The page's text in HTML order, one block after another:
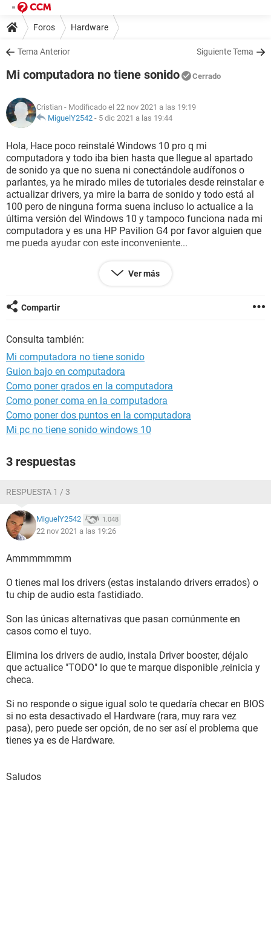
Foros Hardware
Tema Anterior Siguiente Tema
Mi computadora no tiene sonido Cerrado
Cristian - Modificado el 22 nov 2021 a las 19:19
MiguelY2542 - 5 dic 2021 a las 19:44
Hola, Hace poco reinstalé Windows 10 pro q mi
computadora y todo iba bien hasta que llegue al apartado
de sonido ya que no suena ni conectándole audífonos o
parlantes, ya he mirado miles de tutoriales desde reinstalar e
actualizar drivers, ya mire la barra de sonido y todo está al
100 pero de ninguna forma suena incluso lo actualice a la
última versión del Windows 10 y tampoco funciona nada mi
computadora y es una HP Pavilion G4 por favor alguien que
me pueda ayudar con este inconveniente...
Cabe recalcar que digamos pongo un vídeo o algo que tenga
sonido y voy a ajustes el computador detecta que algo
no emite ningún sonido y lo otro es que el micrófono
tampoco está funcionando no detecta ningún sonido
Ver más
Compartir
Consulta también:
Mi computadora no tiene sonido
Guion bajo en computadora
Como poner grados en la computadora
Como poner coma en la computadora
Como poner dos puntos en la computadora
Mi pc no tiene sonido windows 10
3 respuestas
RESPUESTA 1 / 3
MiguelY2542 1.048
22 nov 2021 a las 19:26
Ammmmmmm
O tienes mal los drivers (estas instalando drivers errados) o
tu chip de audio esta fastidiado.
Son las únicas alternativas que pasan comúnmente en
casos como el tuyo.
Elimina los drivers de audio, instala Driver booster, déjalo
que actualice "TODO" lo que te marque disponible ,reinicia y
checa.
Si no responde o sigue igual solo te quedaría checar en BIOS
si no esta desactivado el Hardware (rara, muy rara vez
pasa), pero puede ser opción, de no ser así el problema que
tienes ya es de Hardware.
Saludos